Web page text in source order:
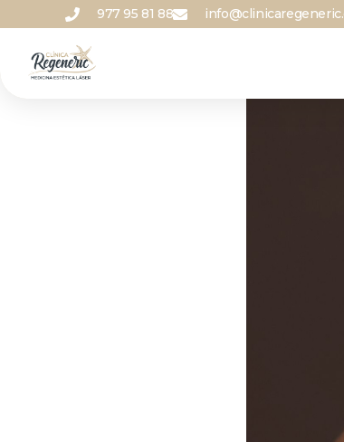
977 95 81 88